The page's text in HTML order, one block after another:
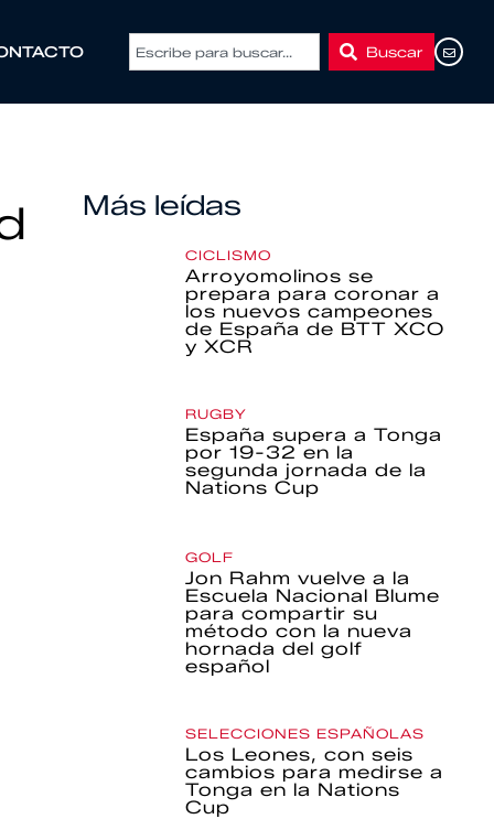
Buscar
Más leídas
CICLISMO
Arroyomolinos se
prepara para coronar a
los nuevos campeones
de España de BTT XCO
y XCR
RUGBY
España supera a Tonga
por 19-32 en la
segunda jornada de la
Nations Cup
GOLF
Jon Rahm vuelve a la
Escuela Nacional Blume
para compartir su
método con la nueva
hornada del golf
español
SELECCIONES ESPAÑOLAS
Los Leones, con seis
cambios para medirse a
Tonga en la Nations
Cup